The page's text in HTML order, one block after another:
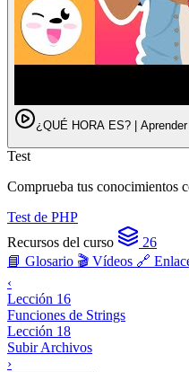
¿QUÉ HORA ES? |
Test
Comprueba tus conocimientos
Test de PHP
Recursos del curso
26
📘 Glosario 🎬 Vídeos 🔗
‹
Lección 16
Funciones de Strings
Lección 18
Subir Archivos
›